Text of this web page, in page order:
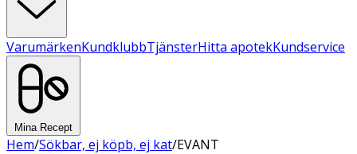
VarumärkenKundklubbTjänsterHitta apotekKundservice
Mina Recept
Hem/Sökbar, ej köpb, ej kat/EVANT